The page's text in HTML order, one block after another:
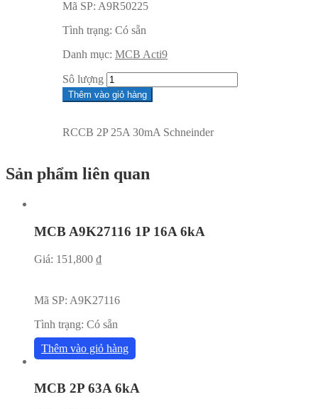
Mã SP: A9R50225
Tình trạng: Có sẵn
Danh mục: MCB Acti9
Sô lượng
Thêm vào giỏ hàng
RCCB 2P 25A 30mA Schneinder
Sản phẩm liên quan
MCB A9K27116 1P 16A 6kA
Giá: 151,800 ₫
Mã SP: A9K27116
Tình trạng: Có sẵn
Thêm vào giỏ hàng
MCB 2P 63A 6kA